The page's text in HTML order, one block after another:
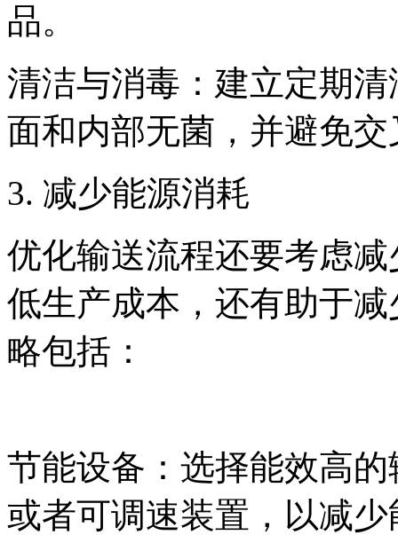
品。
清洁与消毒：建立定期
面和内部无菌，并避免
3. 减少能源消耗
优化输送流程还要考虑
低生产成本，还有助于
略包括：
节能设备：选择能效高
或者可调速装置，以减